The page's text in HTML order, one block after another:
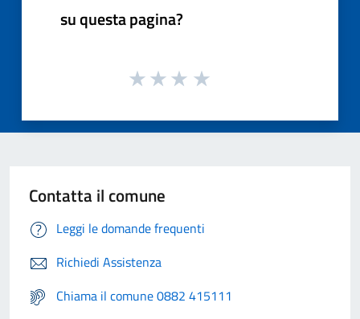
su questa pagina?
Contatta il comune
Leggi le domande frequenti
Richiedi Assistenza
Chiama il comune 0882 415111